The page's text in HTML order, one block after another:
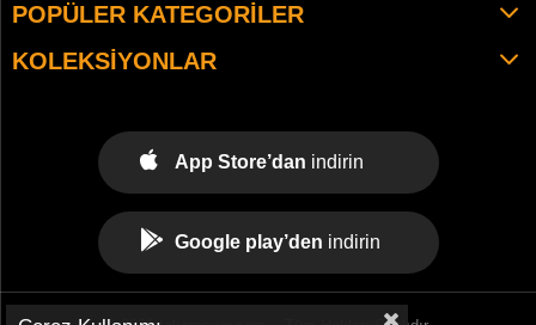
POPÜLER KATEGORILER
KOLEKSIYONLAR
App Store’dan indirin
Google play’den indirin